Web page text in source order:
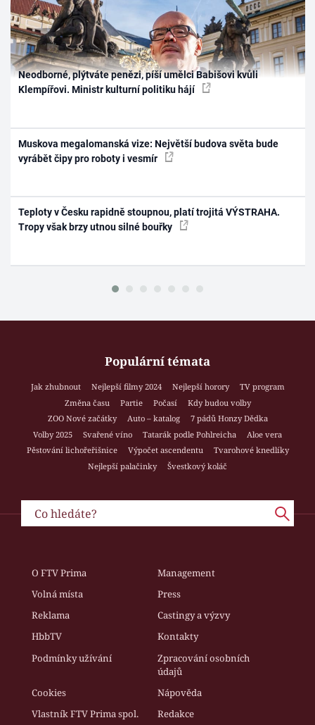
Neodborné, plýtváte penězi, píší umělci Babišovi kvůli
Klempířovi. Ministr kulturní politiku hájí
Muskova megalomanská vize: Největší budova světa bude
vyrábět čipy pro roboty i vesmír
Teploty v Česku rapidně stoupnou, platí trojitá VÝSTRAHA.
Tropy však brzy utnou silné bouřky
Populární témata
Jak zhubnout Nejlepší filmy 2024 Nejlepší horory
TV program
Změna času
Partie Počasí
Kdy budou volby
ZOO Nové začátky
Auto – katalog
7 pádů Honzy Dědka
Volby 2025
Svařené víno Tatarák podle Pohlreicha
Aloe vera
Pěstování lichořeřišnice
Výpočet ascendentu
Tvarohové knedlíky
Nejlepší palačinky
Švestkový koláč
O FTV Prima
Management
Volná místa
Press
Reklama
Castingy a výzvy
HbbTV
Kontakty
Podmínky užívání
Zpracování osobních
údajů
Cookies
Nápověda
Vlastník FTV Prima spol.
Redakce